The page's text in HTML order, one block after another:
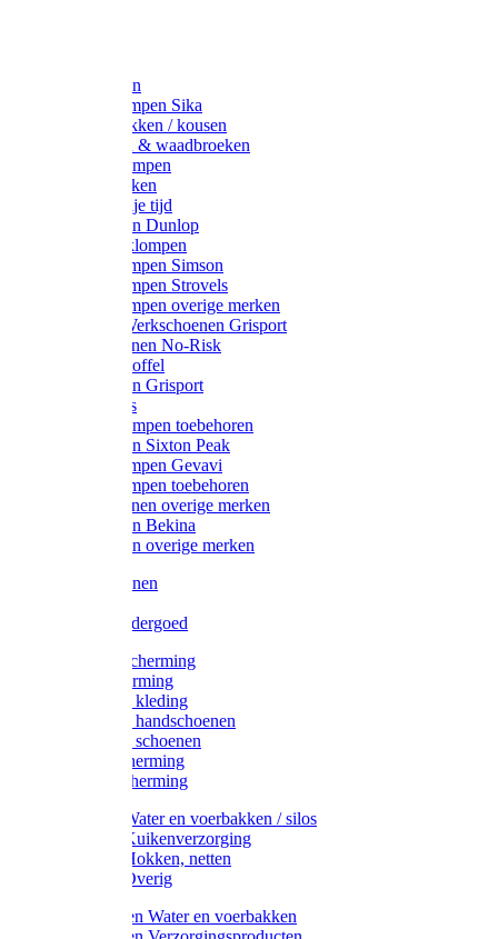
Werksokken
Schoenklompen Sika
Thermo sokken / kousen
Lieslaarzen & waadbroeken
Houten klompen
Wandelsokken
Laarzen vrije tijd
Werklaarzen Dunlop
Kunststof klompen
Schoenklompen Simson
Schoenklompen Strovels
Schoenklompen overige merken
Wandel-/ Werkschoenen Grisport
Werkschoenen No-Risk
Klomppantoffel
Werklaarzen Grisport
Accessoires
Houten klompen toebehoren
Werklaarzen Sixton Peak
Schoenklompen Gevavi
Schoenklompen toebehoren
Werkschoenen overige merken
Werklaarzen Bekina
Werklaarzen overige merken
Handschoenen
Thermo ondergoed
Gehoorbescherming
Oogbescherming
Disposable kleding
Disposable handschoenen
Disposable schoenen
Mondbescherming
Hoofdbescherming
Pluimvee Water en voerbakken / silos
Pluimvee Kuikenverzorging
Pluimvee Hokken, netten
Pluimvee Overig
Knaagdieren Water en voerbakken